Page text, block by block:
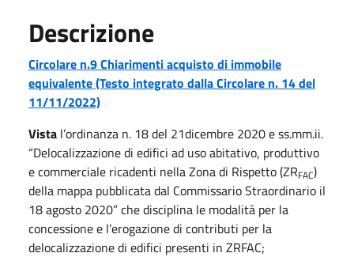
Descrizione
Circolare n.9 Chiarimenti acquisto di immobile
equivalente (Testo integrato dalla Circolare n. 14 del
11/11/2022)
Vista l’ordinanza n. 18 del 21dicembre 2020 e ss.mm.ii.
“Delocalizzazione di edifici ad uso abitativo, produttivo
e commerciale ricadenti nella Zona di Rispetto (ZRFAC)
della mappa pubblicata dal Commissario Straordinario il
18 agosto 2020” che disciplina le modalità per la
concessione e l’erogazione di contributi per la
delocalizzazione di edifici presenti in ZRFAC;